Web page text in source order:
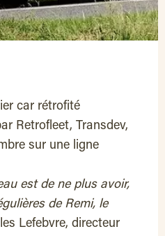
car rétrofité
Retrofleet, Transdev,
sur une ligne
est de ne plus avoir,
de Remi, le
Lefebvre, directeur